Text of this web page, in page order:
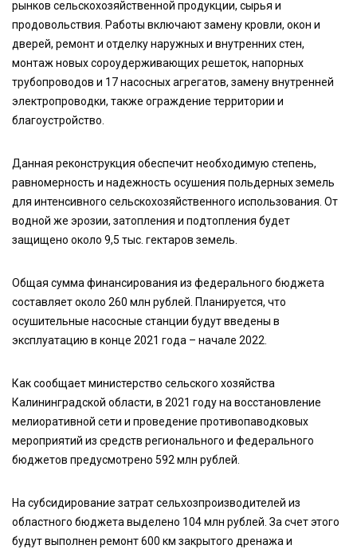
рынков сельскохозяйственной продукции, сырья и
продовольствия. Работы включают замену кровли, окон и
дверей, ремонт и отделку наружных и внутренних стен,
монтаж новых сороудерживающих решеток, напорных
трубопроводов и 17 насосных агрегатов, замену внутренней
электропроводки, также ограждение территории и
благоустройство.
Данная реконструкция обеспечит необходимую степень,
равномерность и надежность осушения польдерных земель
для интенсивного сельскохозяйственного использования. От
водной же эрозии, затопления и подтопления будет
защищено около 9,5 тыс. гектаров земель.
Общая сумма финансирования из федерального бюджета
составляет около 260 млн рублей. Планируется, что
осушительные насосные станции будут введены в
эксплуатацию в конце 2021 года – начале 2022.
Как сообщает министерство сельского хозяйства
Калининградской области, в 2021 году на восстановление
мелиоративной сети и проведение противопаводковых
мероприятий из средств регионального и федерального
бюджетов предусмотрено 592 млн рублей.
На субсидирование затрат сельхозпроизводителей из
областного бюджета выделено 104 млн рублей. За счет этого
будут выполнен ремонт 600 км закрытого дренажа и